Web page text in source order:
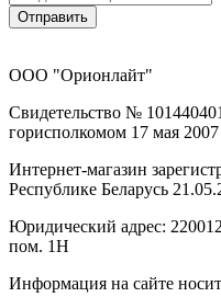
Отправить
ООО "Орионлайт"
Свидетельство №
горисполкомом 17 мая 2007
Интернет-магазин
Республике Беларусь
Юридический адрес:
пом. 1Н
Информация на сайте